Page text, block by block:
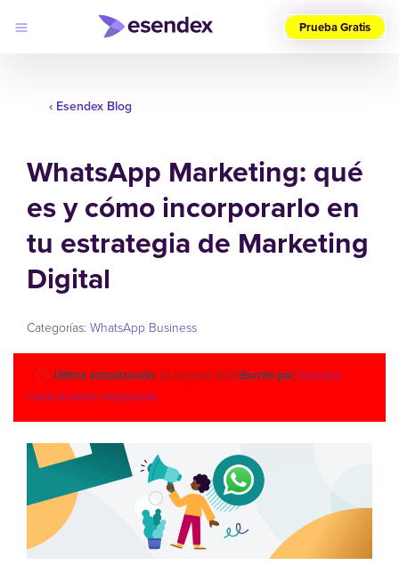
país
Productos
Soluciones
Desarrolladores
Precios
Por qué
elegirnos
Log
in
Prueba Gratis
‹ Esendex Blog
WhatsApp Marketing: qué
es y cómo incorporarlo en
tu estrategia de Marketing
Digital
Categorías: WhatsApp Business
Última actualización:24 octubre 2025Escrito por: Esendex
Comunicación empresarial